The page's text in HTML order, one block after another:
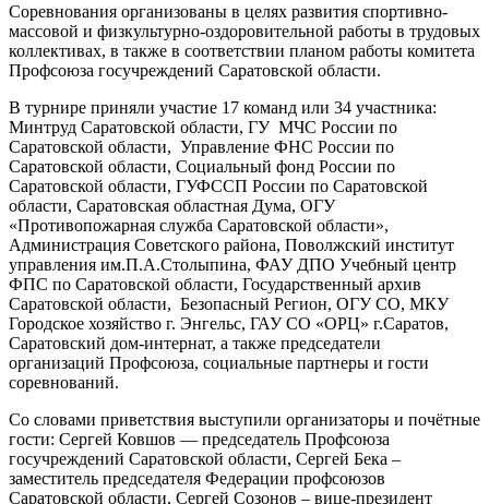
Соревнования организованы в целях развития спортивно-
массовой и физкультурно-оздоровительной работы в трудовых
коллективах, в также в соответствии планом работы комитета
Профсоюза госучреждений Саратовской области.
В турнире приняли участие 17 команд или 34 участника:
Минтруд Саратовской области, ГУ МЧС России по
Саратовской области, Управление ФНС России по
Саратовской области, Социальный фонд России по
Саратовской области, ГУФССП России по Саратовской
области, Саратовская областная Дума, ОГУ
«Противопожарная служба Саратовской области»,
Администрация Советского района, Поволжский институт
управления им.П.А.Столыпина, ФАУ ДПО Учебный центр
ФПС по Саратовской области, Государственный архив
Саратовской области, Безопасный Регион, ОГУ СО, МКУ
Городское хозяйство г. Энгельс, ГАУ СО «ОРЦ» г.Саратов,
Саратовский дом-интернат, а также председатели
организаций Профсоюза, социальные партнеры и гости
соревнований.
Со словами приветствия выступили организаторы и почётные
гости: Сергей Ковшов — председатель Профсоюза
госучреждений Саратовской области, Сергей Бека –
заместитель председателя Федерации профсоюзов
Саратовской области, Сергей Созонов – вице-президент